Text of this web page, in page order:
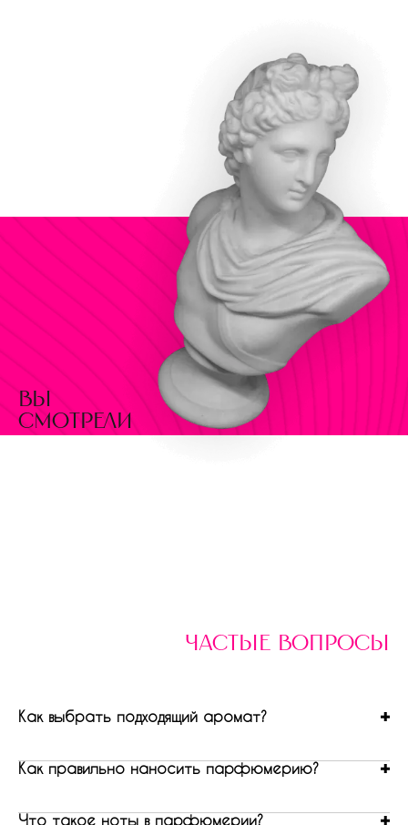
вы
смотрели
частые вопросы
Как выбрать подходящий аромат?
Как правильно наносить парфюмерию?
Что такое ноты в парфюмерии?